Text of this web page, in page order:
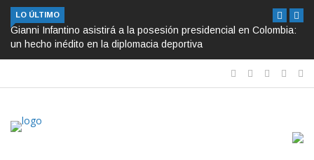
LO ÚLTIMO
Gianni Infantino asistirá a la posesión presidencial en Colombia:
un hecho inédito en la diplomacia deportiva